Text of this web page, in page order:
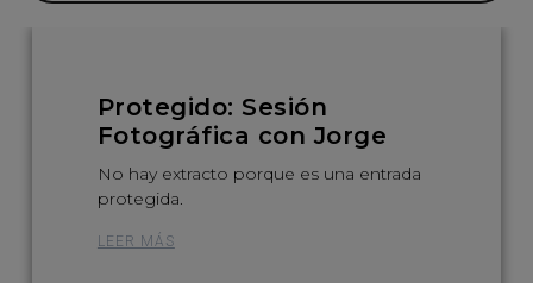
Protegido: Sesión
Fotográfica con Jorge
No hay extracto porque es una entrada
protegida.
LEER MÁS